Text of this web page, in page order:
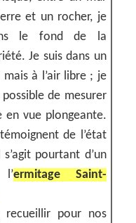
et un rocher, je
le fond de la
Je suis dans un
à l’air libre ; je
de mesurer
en vue plongeante.
de l’état
pourtant d’un
ermitage Saint-
pour nos